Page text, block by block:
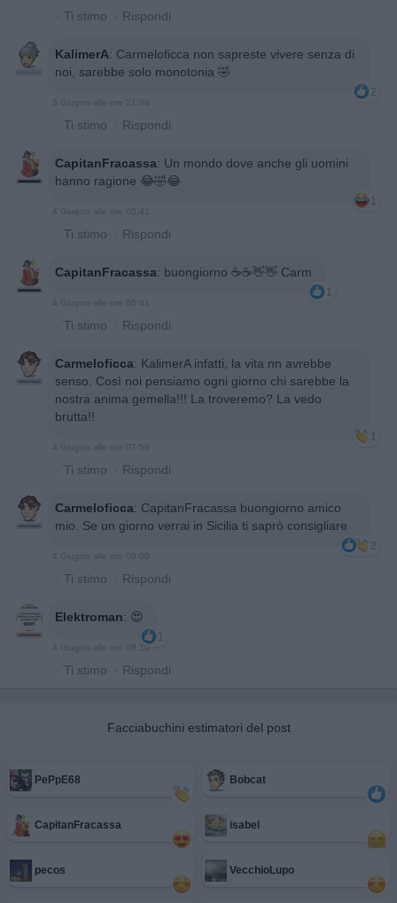
· Ti stimo · Rispondi
KalimerA: Carmeloficca non sapreste vivere senza di
noi, sarebbe solo monotonia 🤣
2
3 Giugno alle ore 21:08
· Ti stimo · Rispondi
CapitanFracassa: Un mondo dove anche gli uomini
hanno ragione 😂🤣😂
1
4 Giugno alle ore 05:41
· Ti stimo · Rispondi
CapitanFracassa: buongiorno ☕️☕️👋👋 Carm
1
4 Giugno alle ore 05:41
· Ti stimo · Rispondi
Carmeloficca: KalimerA infatti, la vita nn avrebbe
senso. Così noi pensiamo ogni giorno chi sarebbe la
nostra anima gemella!!! La troveremo? La vedo
brutta!!
1
4 Giugno alle ore 07:59
· Ti stimo · Rispondi
Carmeloficca: CapitanFracassa buongiorno amico
mio. Se un giorno verrai in Sicilia ti saprò consigliare
2
4 Giugno alle ore 08:00
· Ti stimo · Rispondi
Elektroman: 😍
1
4 Giugno alle ore 08:10
· Ti stimo · Rispondi
Facciabuchini estimatori del post
PePpE68 Bobcat
CapitanFracassa isabel
pecos VecchioLupo